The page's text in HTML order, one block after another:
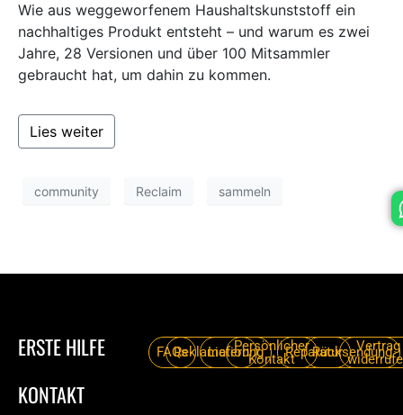
Wie aus weggeworfenem Haushaltskunststoff ein
nachhaltiges Produkt entsteht – und warum es zwei
Jahre, 28 Versionen und über 100 Mitsammler
gebraucht hat, um dahin zu kommen.
Lies weiter
community Reclaim sammeln
ERSTE HILFE FAQsReklamation
LieferungPersönlicher
KontaktReparaturRücksendung
Vertrag
KONTAKT
ANMELDEN
Email or Username
Passwort vergessen